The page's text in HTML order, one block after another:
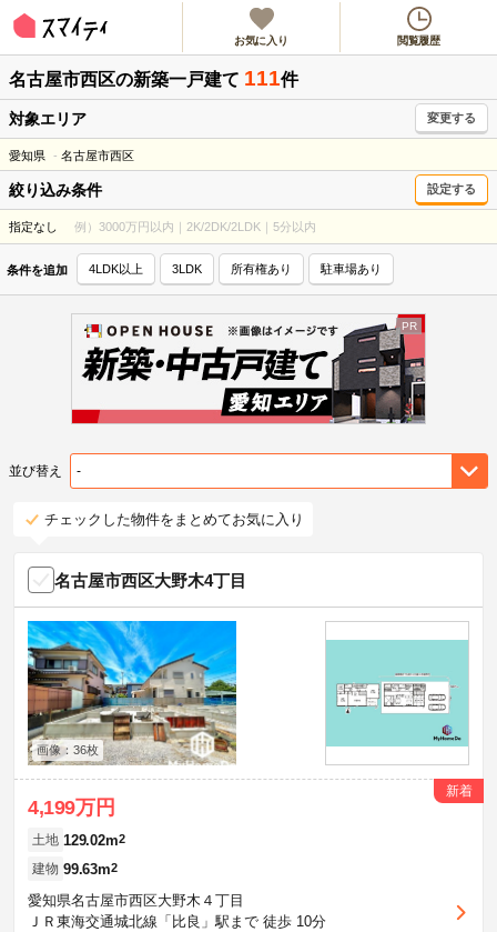
お気に入り 閲覧履歴
名古屋市西区の新築一戸建て 111件
対象エリア 変更する
愛知県 名古屋市西区
絞り込み条件 設定する
指定なし 例）3000万円以内｜2K/2DK/2LDK｜5分以内
条件を追加 4LDK以上 3LDK 所有権あり 駐車場あり
並び替え
チェックした物件をまとめてお気に入り
名古屋市西区大野木4丁目
画像：36枚
4,199万円
新着
土地 129.02m2
建物 99.63m2
愛知県名古屋市西区大野木４丁目
ＪＲ東海交通城北線「比良」駅まで 徒歩 10分